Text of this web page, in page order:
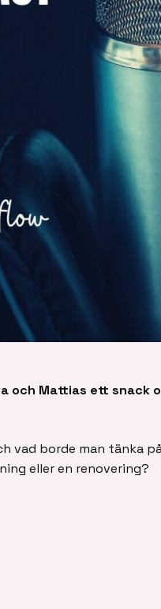
och Mattias ett snack
vad borde man tänka
eller en renovering?